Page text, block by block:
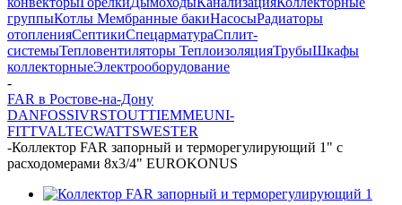
группыКотлы Мембранные бакиНасосыРадиаторы
отопленияСептикиСпецарматураСплит-
системыТепловентиляторы ТеплоизоляцияТрубыШкафы
коллекторныеЭлектрооборудование
-
FAR в Ростове-на-Дону
DANFOSSIVRSTOUTTIEMMEUNI-
FITTVALTECWATTSWESTER
-Коллектор FAR запорный и терморегулирующий 1" с
расходомерами 8х3/4" EUROKONUS